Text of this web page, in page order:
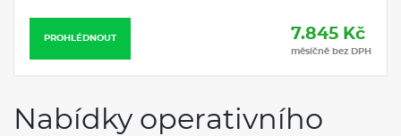
PROHLÉDNOUT 7.845 Kč
měsíčně bez DPH
Nabídky operativního